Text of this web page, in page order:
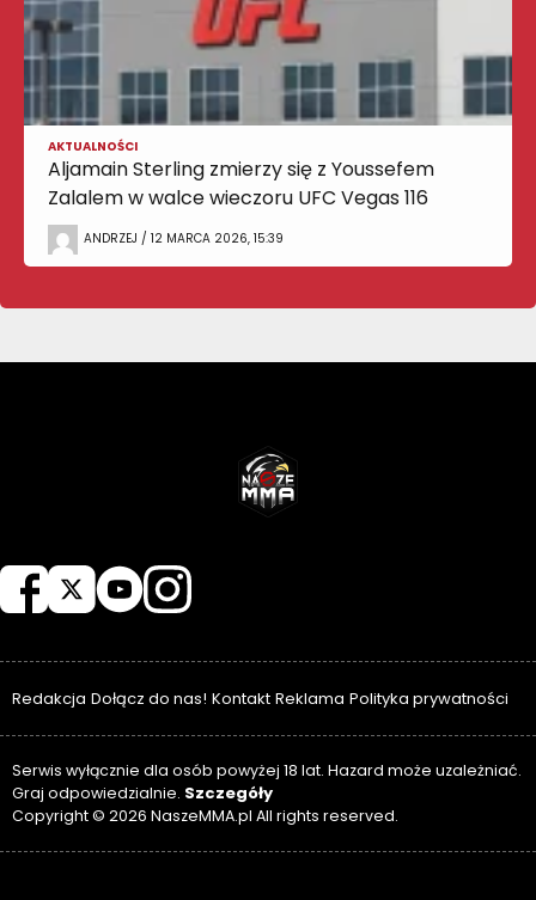
AKTUALNOŚCI
Aljamain Sterling zmierzy się z Youssefem
Zalalem w walce wieczoru UFC Vegas 116
ANDRZEJ / 12 MARCA 2026, 15:39
Redakcja Dołącz do nas! Kontakt Reklama Polityka prywatności
Serwis wyłącznie dla osób powyżej 18 lat. Hazard może uzależniać.
Graj odpowiedzialnie. Szczegóły
Copyright © 2026 NaszeMMA.pl All rights reserved.